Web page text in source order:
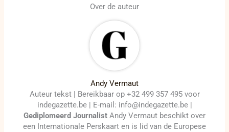
Over de auteur
Andy Vermaut
Auteur tekst | Bereikbaar op +32 499 357 495 voor
indegazette.be | E-mail: info@indegazette.be |
Gediplomeerd Journalist Andy Vermaut beschikt over
een Internationale Perskaart en is lid van de Europese